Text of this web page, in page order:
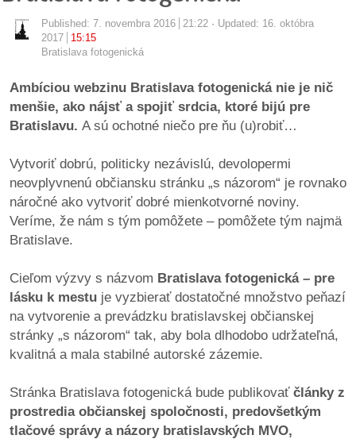
protesty
granty
pozvánky
Historický
kalendár
zákony
časti
kauzy
konania
stavebné
konania
Published: 7. novembra 2016 21:22
Updated: 16. októbra
2017
15:15
Bratislava fotogenická
Ambíciou webzinu Bratislava fotogenická nie je nič
menšie, ako nájsť a spojiť srdcia, ktoré bijú pre
Bratislavu. A sú ochotné niečo pre ňu (u)robiť…
Vytvoriť dobrú, politicky nezávislú, devolopermi
neovplyvnenú občiansku stránku „s názorom“ je rovnako
náročné ako vytvoriť dobré mienkotvorné noviny.
Veríme, že nám s tým pomôžete – pomôžete tým najmä
Bratislave.
Cieľom výzvy s názvom Bratislava fotogenická – pre
lásku k mestu je vyzbierať dostatočné množstvo peňazí
na vytvorenie a prevádzku bratislavskej občianskej
stránky „s názorom“ tak, aby bola dlhodobo udržateľná,
kvalitná a mala stabilné autorské zázemie.
Stránka Bratislava fotogenická bude publikovať články z
prostredia občianskej spoločnosti, predovšetkým
tlačové správy a názory bratislavských MVO,